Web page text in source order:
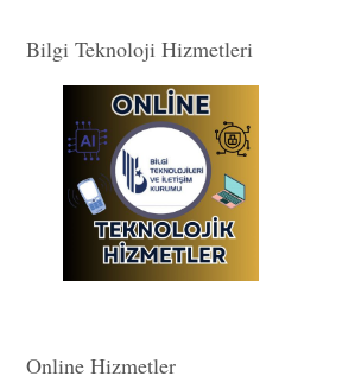
Bilgi Teknoloji Hizmetleri
Online Hizmetler